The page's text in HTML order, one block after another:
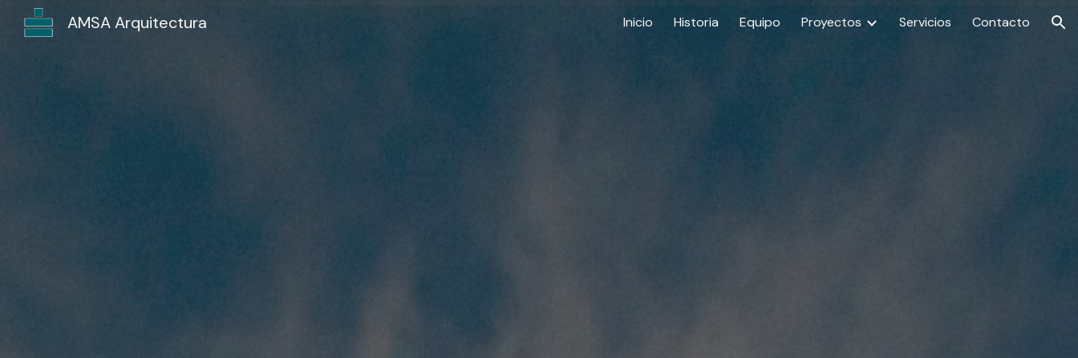
Skip to navigation
AMSA Arquitectura Inicio Historia Equipo Proyectos Servicios Contacto